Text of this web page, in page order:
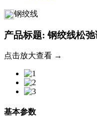
钢绞线
产品标题: 钢绞线松
点击放大查看 →
基本参数